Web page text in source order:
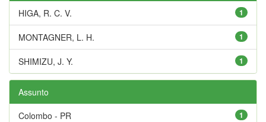
1
HIGA, R. C. V.
1
MONTAGNER, L. H.
1
SHIMIZU, J. Y.
Assunto
1
Colombo - PR